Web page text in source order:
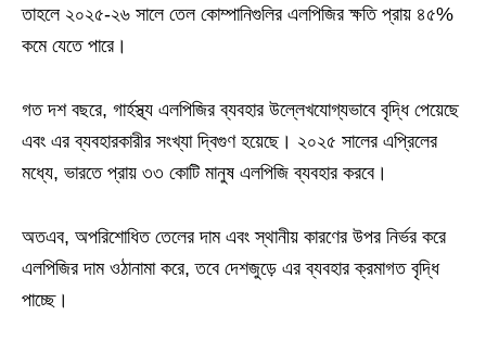
তাহলে ২০২৫-২৬ সালে তেল কোম্পানিগুলির এলপিজির ক্ষতি প্রায় ৪৫%
কমে যেতে পারে।
গত দশ বছরে, গার্হস্থ্য এলপিজির ব্যবহার উল্লেখযোগ্যভাবে বৃদ্ধি পেয়েছে
এবং এর ব্যবহারকারীর সংখ্যা দ্বিগুণ হয়েছে। ২০২৫ সালের এপ্রিলের
মধ্যে, ভারতে প্রায় ৩৩ কোটি মানুষ এলপিজি ব্যবহার করবে।
অতএব, অপরিশোধিত তেলের দাম এবং স্থানীয় কারণের উপর নির্ভর করে
এলপিজির দাম ওঠানামা করে, তবে দেশজুড়ে এর ব্যবহার ক্রমাগত বৃদ্ধি
পাচ্ছে।